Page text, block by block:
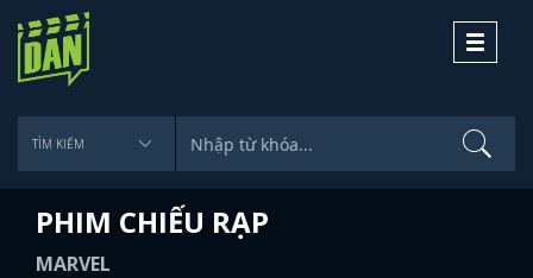
Toggle
PHIM CHIẾU RẠP
MARVEL